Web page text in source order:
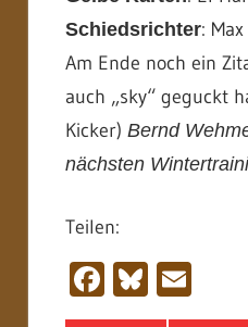
Schiedsrichter:
Am Ende noch ein
auch „sky“ geguckt
Kicker) Bernd
nächsten
Teilen:
Facebook
Bluesky